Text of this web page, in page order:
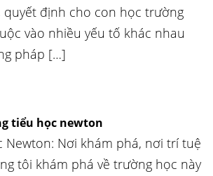
quyết định cho con học trường
vào nhiều yếu tố khác nhau
pháp […]
tiểu học newton
Newton: Nơi khám phá, nơi trí tuệ
tôi khám phá về trường học này